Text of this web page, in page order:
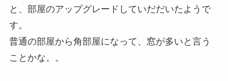
と、部屋のアップグレードしていだだいたようで
す。
普通の部屋から角部屋になって、窓が多いと言う
ことかな。。